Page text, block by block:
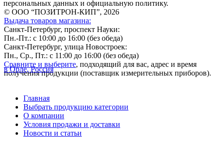
персональных данных и официальную политику.
© ООО “ПОЗИТРОН-КИП”, 2026
Выдача товаров магазина:
Санкт-Петербург, проспект Науки:
Пн.-Пт.: с 10:00 до 16:00 (без обеда)
Санкт-Петербург, улица Новостроек:
Пн., Ср., Пт.: с 11:00 до 16:00 (без обеда)
Сравните и выберите, подходящий для вас, адрес и время
получения продукции (поставщик измерительных приборов).
в Орле, Россия
Главная
Выбрать продукцию категории
О компании
Условия продажи и доставки
Новости и статьи